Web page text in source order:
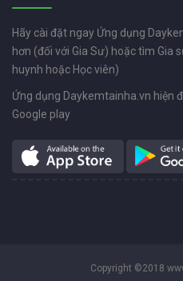
Hãy cài đặt ngay Ứng dụng
hơn (đối với Gia Sư) hoặc tìm Gia
huynh hoặc Học viên)
Ứng dụng Daykemtainha.vn hiện
Google play
Copyright ©2018